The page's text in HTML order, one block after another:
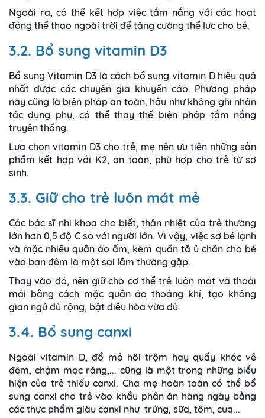
Ngoài ra, có thể kết hợp việc tắm nắng với các hoạt
động thể thao ngoài trời để tăng cường thể lực cho bé.
3.2. Bổ sung vitamin D3
Bổ sung Vitamin D3 là cách bổ sung vitamin D hiệu quả
nhất được các chuyên gia khuyến cáo. Phương pháp
này cũng là biện pháp an toàn, hầu như không ghi nhận
tác dụng phụ, có thể thay thế biện pháp tắm nắng
truyền thống.
Lựa chọn vitamin D3 cho trẻ, mẹ nên ưu tiên những sản
phẩm kết hợp với K2, an toàn, phù hợp cho trẻ từ sơ
sinh.
3.3. Giữ cho trẻ luôn mát mẻ
Các bác sĩ nhi khoa cho biết, thân nhiệt của trẻ thường
lớn hơn 0,5 độ C so với người lớn. Vì vậy, việc sợ bé lạnh
và mặc nhiều quần áo ấm, kèm quấn tã ủ chăn cho bé
vào ban đêm là một sai lầm thường gặp.
Thay vào đó, nên giữ cho cơ thể trẻ luôn mát và thoải
mái bằng cách mặc quần áo thoáng khí, tạo không
gian ngủ đủ rộng, bật điều hòa vừa đủ.
3.4. Bổ sung canxi
Ngoài vitamin D, đổ mồ hôi trộm hay quấy khóc về
đêm, chậm mọc răng,... cũng là một trong những biểu
hiện của trẻ thiếu canxi. Cha mẹ hoàn toàn có thể bổ
sung canxi cho trẻ vào khẩu phần ăn hàng ngày bằng
các thực phẩm giàu canxi như trứng, sữa, tôm, cua...